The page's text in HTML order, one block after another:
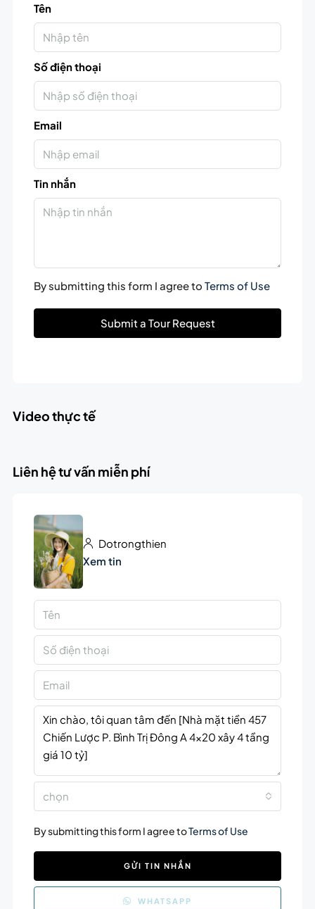
Tên
Số điện thoại
Email
Tin nhắn
By submitting this form I agree to Terms of Use
Submit a Tour Request
Video thực tế
Liên hệ tư vấn miễn phí
Dotrongthien
Xem tin
chọn
By submitting this form I agree toTerms of Use
GỬI TIN NHẮN
WHATSAPP